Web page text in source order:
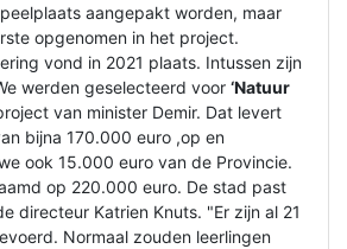
aangepakt worden, maar
opgenomen in het project.
vond in 2021 plaats. Intussen zijn
werden geselecteerd voor ‘Natuur
van minister Demir. Dat levert
bijna 170.000 euro ,op en
ook 15.000 euro van de Provincie.
op 220.000 euro. De stad past
directeur Katrien Knuts. "Er zijn al 21
Normaal zouden leerlingen